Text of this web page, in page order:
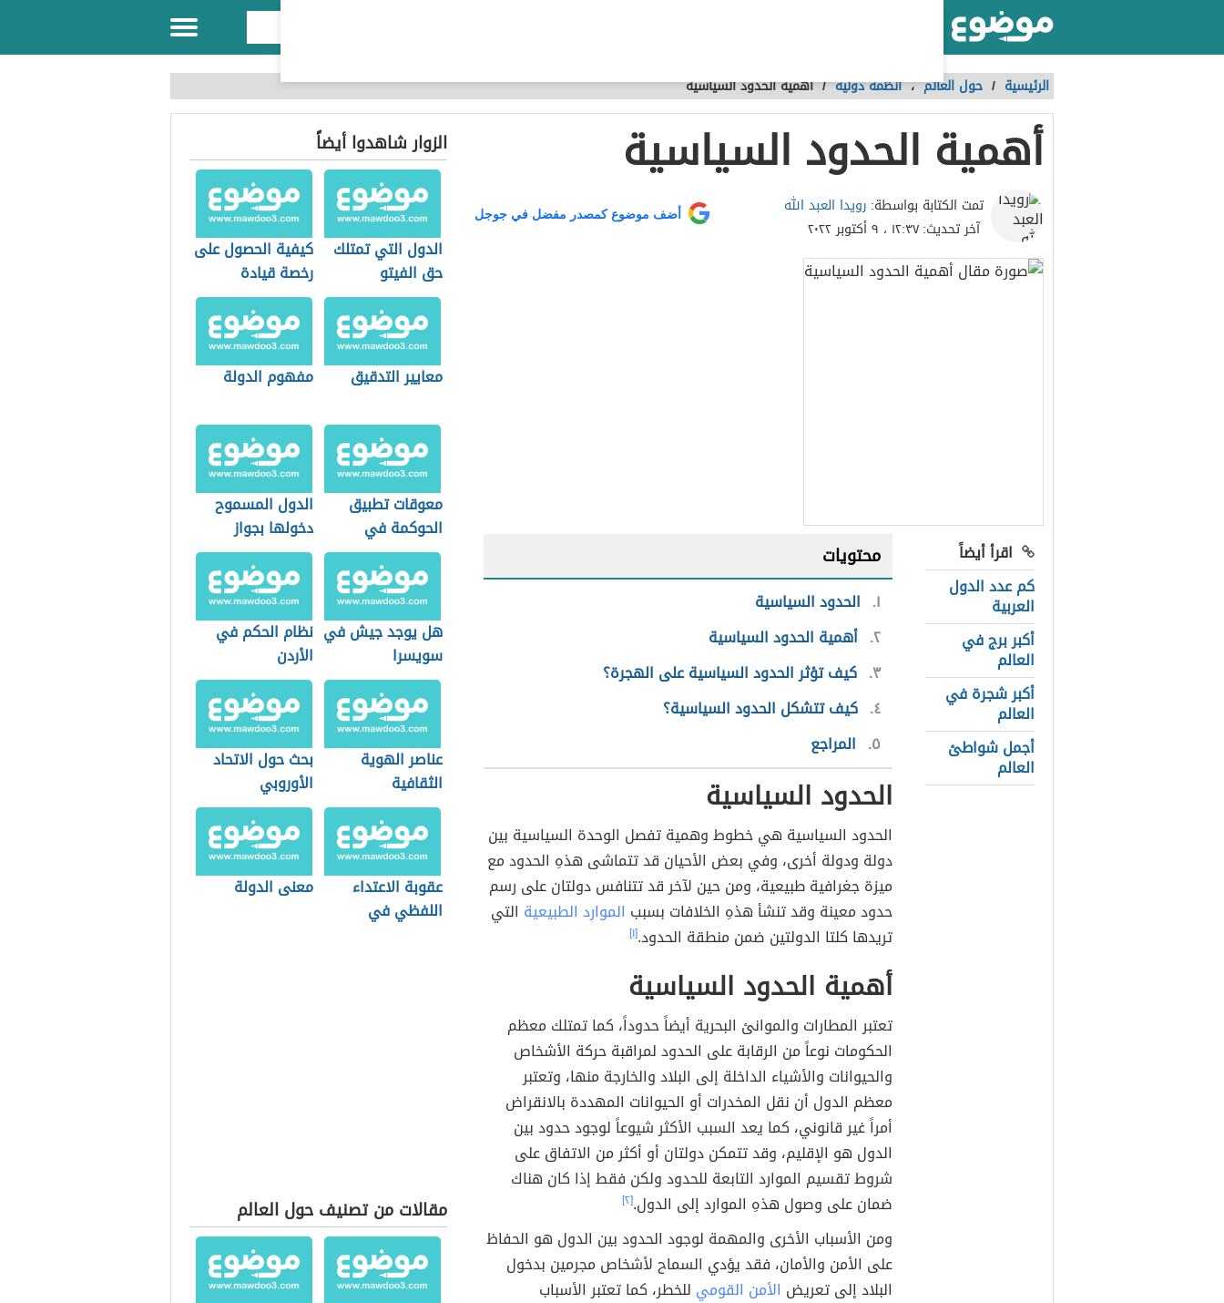
الرئيسية / حول العالم،أنظمة دولية /أهمية الحدود السياسية
أهمية الحدود السياسية
تمت الكتابة بواسطة: رويدا العبد الله
آخر تحديث:١٢:٣٧ ، ٩ أكتوبر ٢٠٢٢
أضف موضوع كمصدر مفضل في جوجل
اقرأ أيضاً
كم عدد الدول
العربية
أكبر برج في
العالم
أكبر شجرة في
العالم
أجمل شواطئ
العالم
محتويات
١ الحدود السياسية
٢ أهمية الحدود السياسية
٣ كيف تؤثر الحدود السياسية على الهجرة؟
٤ كيف تتشكل الحدود السياسية؟
٥ المراجع
الحدود السياسية
الحدود السياسية هي خطوط وهمية تفصل الوحدة السياسية بين
دولة ودولة أخرى، وفي بعض الأحيان قد تتماشى هذهِ الحدود مع
ميزة جغرافية طبيعية، ومن حين لآخر قد تتنافس دولتان على رسم
حدود معينة وقد تنشأ هذهِ الخلافات بسبب الموارد الطبيعية التي
تريدها كلتا الدولتين ضمن منطقة الحدود.[١]
أهمية الحدود السياسية
تعتبر المطارات والموانئ البحرية أيضاً حدوداً، كما تمتلك معظم
الحكومات نوعاً من الرقابة على الحدود لمراقبة حركة الأشخاص
والحيوانات والأشياء الداخلة إلى البلاد والخارجة منها، وتعتبر
معظم الدول أن نقل المخدرات أو الحيوانات المهددة بالانقراض
أمراً غير قانوني، كما يعد السبب الأكثر شيوعاً لوجود حدود بين
الدول هو الإقليم، وقد تتمكن دولتان أو أكثر من الاتفاق على
شروط تقسيم الموارد التابعة للحدود ولكن فقط إذا كان هناك
ضمان على وصول هذهِ الموارد إلى الدول.[٢]
ومن الأسباب الأخرى والمهمة لوجود الحدود بين الدول هو الحفاظ
على الأمن والأمان، فقد يؤدي السماح لأشخاص مجرمين بدخول
البلاد إلى تعريض الأمن القومي للخطر، كما تعتبر الأسباب
الزوار شاهدوا أيضاً
الدول التي تمتلك
حق الفيتو
كيفية الحصول على
رخصة قيادة
معايير التدقيق مفهوم الدولة
معوقات تطبيق
الحوكمة في
القطاع العام
الدول المسموح
دخولها بجواز
دومينيكا
هل يوجد جيش في
سويسرا
نظام الحكم في
الأردن
عناصر الهوية
الثقافية
ومستوياتها
بحث حول الاتحاد
الأوروبي
عقوبة الاعتداء
اللفظي في
معنى الدولة
مقالات من تصنيف حول العالم